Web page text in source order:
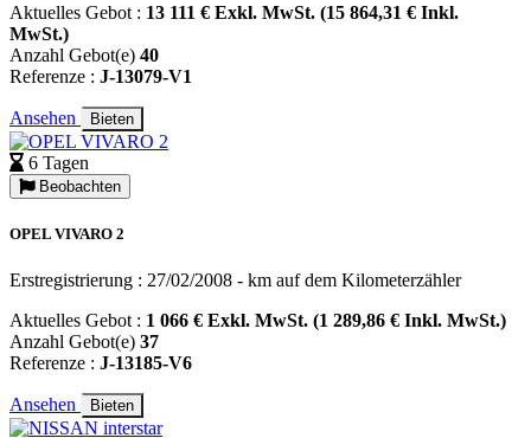
Aktuelles Gebot : 13 111 € Exkl. MwSt. (15 864,31 € Inkl.
MwSt.)
Anzahl Gebot(e) 40
Referenze : J-13079-V1
Ansehen Bieten
6 Tagen
Beobachten
OPEL VIVARO 2
Erstregistrierung : 27/02/2008 - km auf dem Kilometerzähler
Aktuelles Gebot : 1 066 € Exkl. MwSt. (1 289,86 € Inkl. MwSt.)
Anzahl Gebot(e) 37
Referenze : J-13185-V6
Ansehen Bieten